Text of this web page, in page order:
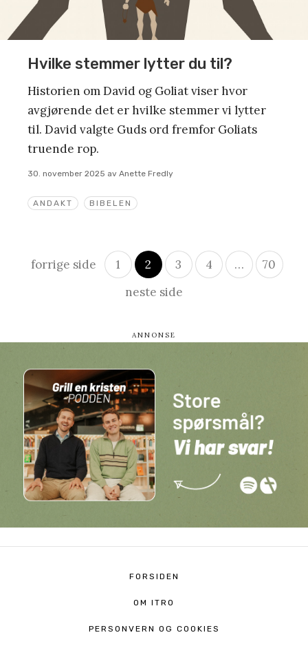
ANDAKT BIBELEN
Hvilke stemmer lytter du til?
Historien om David og Goliat viser hvor
avgjørende det er hvilke stemmer vi lytter
til. David valgte Guds ord fremfor Goliats
truende rop.
30. november 2025 av Anette Fredly
Innleggsnavigasjon
forrige side 1 2 3 4 …
70
neste side
FORSIDEN
OM ITRO
PERSONVERN OG COOKIES